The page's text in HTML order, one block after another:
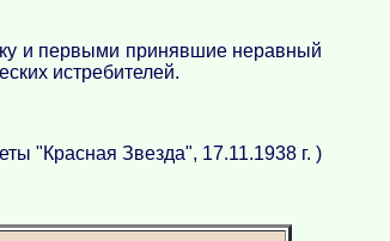
и первыми принявшие неравный
истребителей.
"Красная Звезда", 17.11.1938 г. )